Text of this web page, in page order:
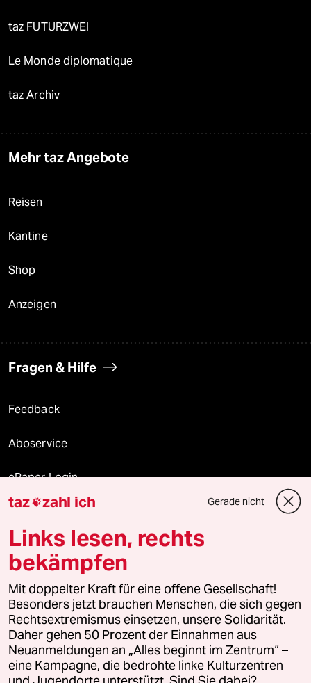
taz FUTURZWEI
Le Monde diplomatique
taz Archiv
Mehr taz Angebote
Reisen
Kantine
Shop
Anzeigen
Fragen & Hilfe
Feedback
Aboservice
ePaper Login
Downloads für Abonnierende
© 2026 taz Verlags und Vertriebs GmbH
Alle Rechte vorbehalten. Bei rechtlichen Fragen oder für Genehmigungen
wenden Sie sich bitte an
lizenzen@taz.de
Feedback Redaktionsstatut Kommune-Richtlinien
Leitlinie Informant Datenschutz Impressum AGB
taz zahl ich Gerade nicht
Links lesen, rechts
bekämpfen
Mit doppelter Kraft für eine offene Gesellschaft!
Besonders jetzt brauchen Menschen, die sich gegen
Rechtsextremismus einsetzen, unsere Solidarität.
Daher gehen 50 Prozent der Einnahmen aus
Neuanmeldungen an „Alles beginnt im Zentrum“ –
eine Kampagne, die bedrohte linke Kulturzentren